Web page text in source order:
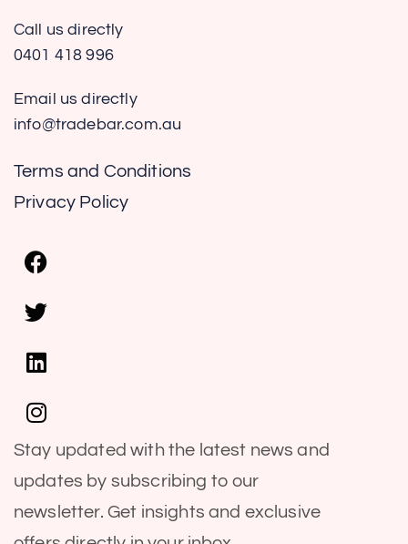
Call us directly
0401 418 996
Email us directly
info@tradebar.com.au
Terms and Conditions
Privacy Policy
Stay updated with the latest news and
updates by subscribing to our
newsletter. Get insights and exclusive